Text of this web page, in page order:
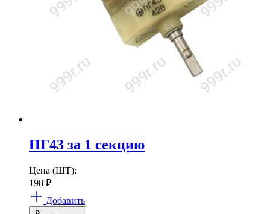
ПГ43 за 1 секцию
Цена (ШТ):
198 ₽
Добавить